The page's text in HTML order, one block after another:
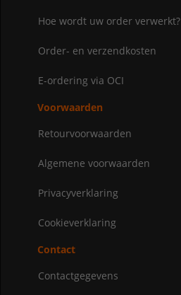
Hoe wordt uw order verwerkt?
Order- en verzendkosten
E-ordering via OCI
Voorwaarden
Retourvoorwaarden
Algemene voorwaarden
Privacyverklaring
Cookieverklaring
Contact
Contactgegevens